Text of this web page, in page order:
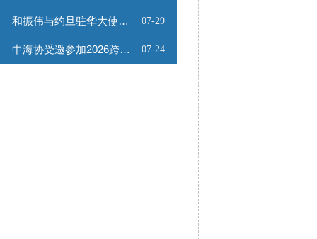
和振伟与约旦驻华大使会谈 07-29
中海协受邀参加2026跨境能源矿产出海专题路演会 07-24